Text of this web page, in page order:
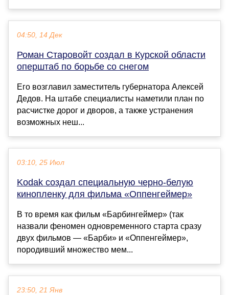
04:50, 14 Дек
Роман Старовойт создал в Курской области
оперштаб по борьбе со снегом
Его возглавил заместитель губернатора Алексей
Дедов. На штабе специалисты наметили план по
расчистке дорог и дворов, а также устранения
возможных неш...
03:10, 25 Июл
Kodak создал специальную черно-белую
кинопленку для фильма «Оппенгеймер»
В то время как фильм «Барбингеймер» (так
назвали феномен одновременного старта сразу
двух фильмов — «Барби» и «Оппенгеймер»,
породивший множество мем...
23:50, 21 Янв